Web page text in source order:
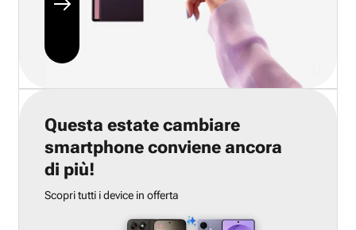
Questa estate cambiare
smartphone conviene ancora
di più!
Scopri tutti i device in offerta